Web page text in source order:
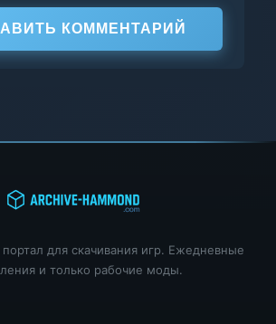
КОММЕНТАРИЙ
для скачивания игр. Ежедневные
и только рабочие моды.